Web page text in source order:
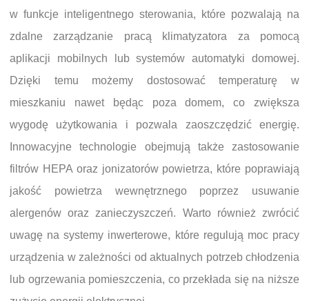
w funkcje inteligentnego sterowania, które pozwalają na
zdalne zarządzanie pracą klimatyzatora za pomocą
aplikacji mobilnych lub systemów automatyki domowej.
Dzięki temu możemy dostosować temperaturę w
mieszkaniu nawet będąc poza domem, co zwiększa
wygodę użytkowania i pozwala zaoszczędzić energię.
Innowacyjne technologie obejmują także zastosowanie
filtrów HEPA oraz jonizatorów powietrza, które poprawiają
jakość powietrza wewnętrznego poprzez usuwanie
alergenów oraz zanieczyszczeń. Warto również zwrócić
uwagę na systemy inwerterowe, które regulują moc pracy
urządzenia w zależności od aktualnych potrzeb chłodzenia
lub ogrzewania pomieszczenia, co przekłada się na niższe